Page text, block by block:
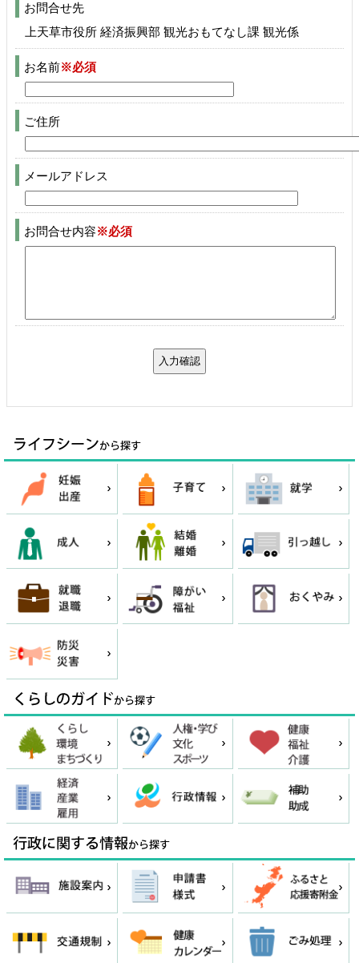
お問合せ先
上天草市役所 経済振興部 観光おもてなし課 観光係
お名前※必須
ご住所
メールアドレス
お問合せ内容※必須